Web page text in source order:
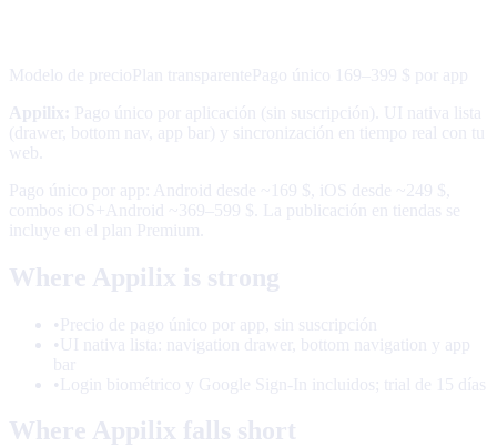
Modelo de precioPlan transparentePago único 169–399 $ por app
Appilix : Pago único por aplicación (sin suscripción). UI nativa lista
(drawer, bottom nav, app bar) y sincronización en tiempo real con tu
web.
Pago único por app: Android desde ~169 $, iOS desde ~249 $,
combos iOS+Android ~369–599 $. La publicación en tiendas se
incluye en el plan Premium.
Where Appilix is strong
• Precio de pago único por app, sin suscripción
• UI nativa lista: navigation drawer, bottom navigation y app
bar
• Login biométrico y Google Sign-In incluidos; trial de 15 días
Where Appilix falls short